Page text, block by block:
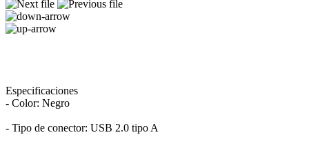
Especificaciones
- Color: Negro
- Tipo de conector: USB 2.0 tipo A